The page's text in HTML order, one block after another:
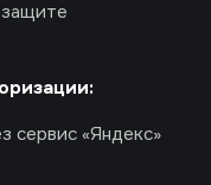
сервис «Яндекс»